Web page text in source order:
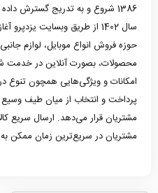
1386 شروع و به تدریج گسترش
سال 1402 از طریق وبسایت
حوزه فروش انواع موبایل، لوازم
محصولات، بصورت آنلاین در خدمت
امکانات و ویژگی‌هایی همچون تنوع
پرداخت و انتخاب از میان طیف
مشتریان قرار می‌دهد. ارسال سریع
مشتریان در سریع‌ترین زمان ممکن